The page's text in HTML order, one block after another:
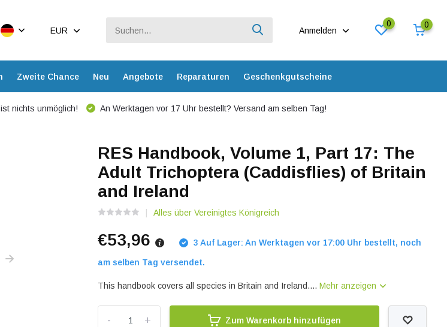
EUR Anmelden
0 0
Zweite Chance Neu Angebote Reparaturen Geschenkgutscheine
nichts unmöglich! An Werktagen vor 17 Uhr bestellt? Versand am selben Tag!
RES Handbook, Volume 1, Part 17: The
Adult Trichoptera (Caddisflies) of Britain
and Ireland
Alles über Vereinigtes Königreich
€53,96 3 Auf Lager: An Werktagen vor 17:00 Uhr bestellt, noch
am selben Tag versendet.
This handbook covers all species in Britain and Ireland....Mehr anzeigen
+
- Zum Warenkorb hinzufügen